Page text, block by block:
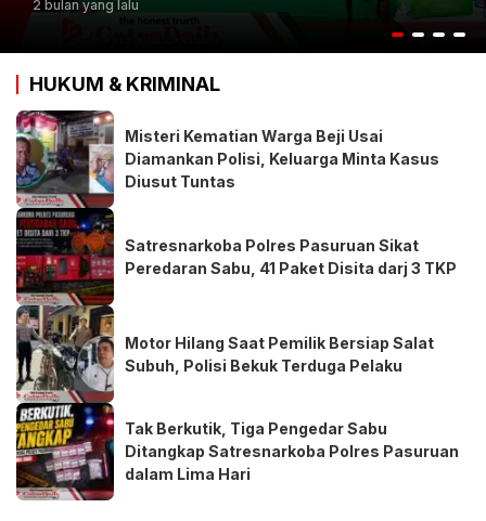
2 bulan yang lalu
HUKUM & KRIMINAL
Misteri Kematian Warga Beji Usai
Diamankan Polisi, Keluarga Minta Kasus
Diusut Tuntas
Satresnarkoba Polres Pasuruan Sikat
Peredaran Sabu, 41 Paket Disita darj 3 TKP
Motor Hilang Saat Pemilik Bersiap Salat
Subuh, Polisi Bekuk Terduga Pelaku
Tak Berkutik, Tiga Pengedar Sabu
Ditangkap Satresnarkoba Polres Pasuruan
dalam Lima Hari